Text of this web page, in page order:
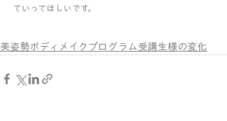
ていってほしいです。
美姿勢ボディメイクプログラム受講生様の変化